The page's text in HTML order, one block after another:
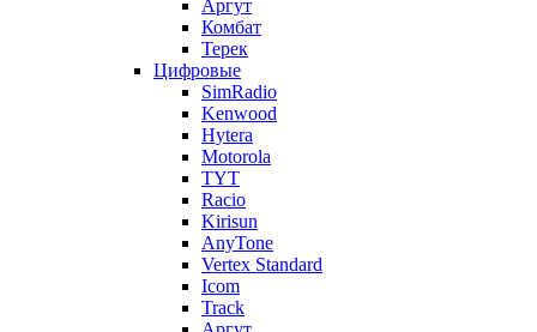
Аргут
Комбат
Терек
Цифровые
SimRadio
Kenwood
Hytera
Motorola
TYT
Racio
Kirisun
AnyTone
Vertex Standard
Icom
Track